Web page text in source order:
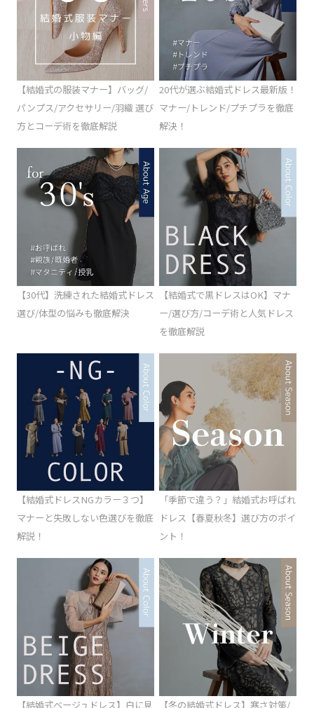
【結婚式の服装マナー】バッグ/
パンプス/アクセサリー/羽織 選び
方とコーデ術を徹底解説
20代が選ぶ結婚式ドレス最新版！
マナー/トレンド/プチプラを徹底
解決！
【30代】洗練された結婚式ドレス
選び/体型の悩みも徹底解決
【結婚式で黒ドレスはOK】マナ
ー/選び方/コーデ術と人気ドレス
を徹底解説
【結婚式ドレスNGカラー３つ】
マナーと失敗しない色選びを徹底
解説！
「季節で違う？」結婚式お呼ばれ
ドレス【春夏秋冬】選び方のポイ
ント！
【結婚式ベージュドレス】白に見
【冬の結婚式ドレス】寒さ対策/